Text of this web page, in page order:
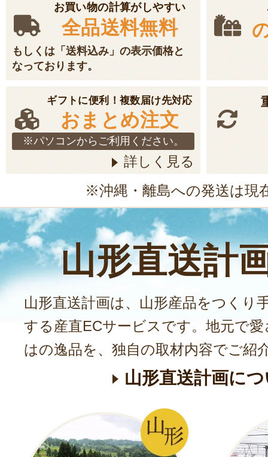
お買い物の計算がしやすい
全品送料無料
もしくは「送料込み」の表示価格と
なっております。
ギフトに便利！複数届け先対応
おまとめ注文
※パソコンからご利用ください。
詳しく見る
※沖縄・離島への発送は現
山形直送計
山形直送計画は、山形産品をつくり
する産直ECサービスです。地元で
はの逸品を、独自の取材内容でご紹
山形直送計画に